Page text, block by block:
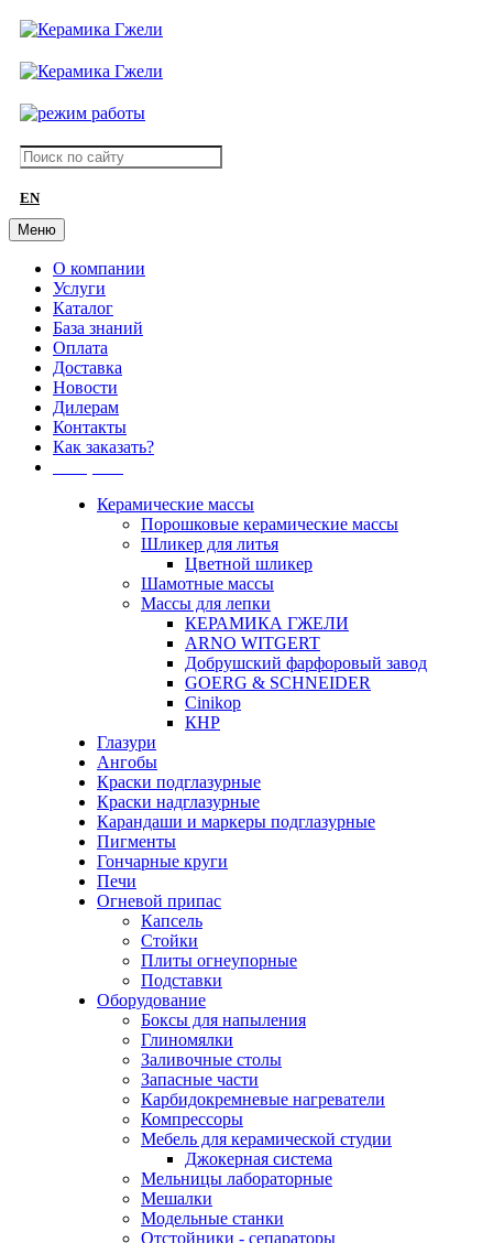
EN
Меню
О компании
Услуги
Каталог
База знаний
Оплата
Доставка
Новости
Дилерам
Контакты
Как заказать?
Керамические массы
Порошковые керамические массы
Шликер для литья
Цветной шликер
Шамотные массы
Массы для лепки
КЕРАМИКА ГЖЕЛИ
ARNO WITGERT
Добрушский фарфоровый завод
GOERG & SCHNEIDER
Cinikop
КНР
Глазури
Ангобы
Краски подглазурные
Краски надглазурные
Карандаши и маркеры подглазурные
Пигменты
Гончарные круги
Печи
Огневой припас
Капсель
Стойки
Плиты огнеупорные
Подставки
Оборудование
Боксы для напыления
Глиномялки
Заливочные столы
Запасные части
Карбидокремневые нагреватели
Компрессоры
Мебель для керамической студии
Джокерная система
Мельницы лабораторные
Мешалки
Модельные станки
Отстойники - сепараторы